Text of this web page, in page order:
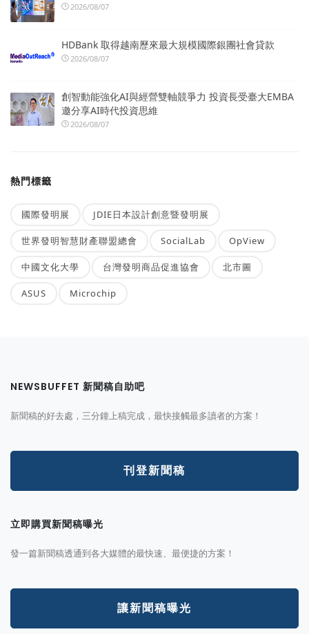
2026/08/07
HDBank 取得越南歷來最大規模國際銀團社會貸款
2026/08/07
創智動能強化AI與經營雙軸競爭力 投資長受臺大EMBA
邀分享AI時代投資思維
2026/08/07
熱門標籤
國際發明展 JDIE日本設計創意暨發明展
世界發明智慧財產聯盟總會 SocialLab OpView
中國文化大學 台灣發明商品促進協會 北市圖
ASUS Microchip
NEWSBUFFET 新聞稿自助吧
新聞稿的好去處，三分鐘上稿完成，最快接觸最多讀者的方案！
刊登新聞稿
立即購買新聞稿曝光
發一篇新聞稿透通到各大媒體的最快速、最便捷的方案！
讓新聞稿曝光